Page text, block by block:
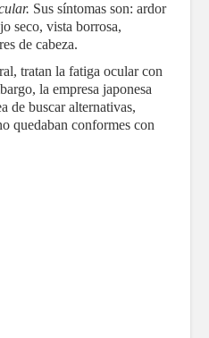
Sus síntomas son: ardor
seco, vista borrosa,
de cabeza.
tratan la fatiga ocular con
la empresa japonesa
de buscar alternativas,
quedaban conformes con